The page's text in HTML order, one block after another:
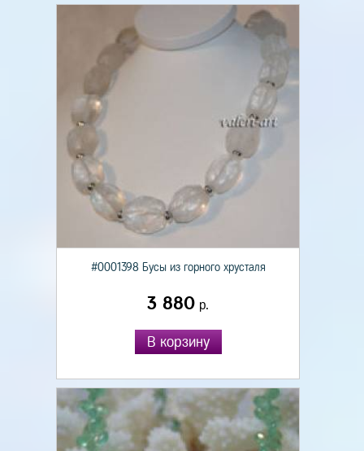
#0001398 Бусы из горного хрусталя
3 880 р.
В корзину